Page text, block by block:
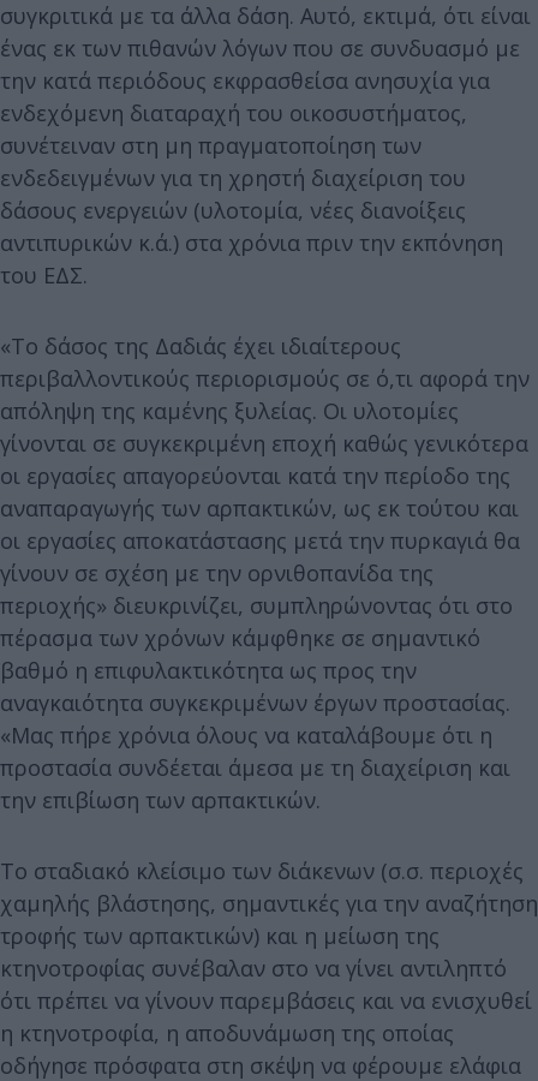
συγκριτικά με τα άλλα δάση. Αυτό, εκτιμά, ότι είναι
ένας εκ των πιθανών λόγων που σε συνδυασμό με
την κατά περιόδους εκφρασθείσα ανησυχία για
ενδεχόμενη διαταραχή του οικοσυστήματος,
συνέτειναν στη μη πραγματοποίηση των
ενδεδειγμένων για τη χρηστή διαχείριση του
δάσους ενεργειών (υλοτομία, νέες διανοίξεις
αντιπυρικών κ.ά.) στα χρόνια πριν την εκπόνηση
του ΕΔΣ.
«Το δάσος της Δαδιάς έχει ιδιαίτερους
περιβαλλοντικούς περιορισμούς σε ό,τι αφορά την
απόληψη της καμένης ξυλείας. Οι υλοτομίες
γίνονται σε συγκεκριμένη εποχή καθώς γενικότερα
οι εργασίες απαγορεύονται κατά την περίοδο της
αναπαραγωγής των αρπακτικών, ως εκ τούτου και
οι εργασίες αποκατάστασης μετά την πυρκαγιά θα
γίνουν σε σχέση με την ορνιθοπανίδα της
περιοχής» διευκρινίζει, συμπληρώνοντας ότι στο
πέρασμα των χρόνων κάμφθηκε σε σημαντικό
βαθμό η επιφυλακτικότητα ως προς την
αναγκαιότητα συγκεκριμένων έργων προστασίας.
«Μας πήρε χρόνια όλους να καταλάβουμε ότι η
προστασία συνδέεται άμεσα με τη διαχείριση και
την επιβίωση των αρπακτικών.
Το σταδιακό κλείσιμο των διάκενων (σ.σ. περιοχές
χαμηλής βλάστησης, σημαντικές για την αναζήτηση
τροφής των αρπακτικών) και η μείωση της
κτηνοτροφίας συνέβαλαν στο να γίνει αντιληπτό
ότι πρέπει να γίνουν παρεμβάσεις και να ενισχυθεί
η κτηνοτροφία, η αποδυνάμωση της οποίας
οδήγησε πρόσφατα στη σκέψη να φέρουμε ελάφια